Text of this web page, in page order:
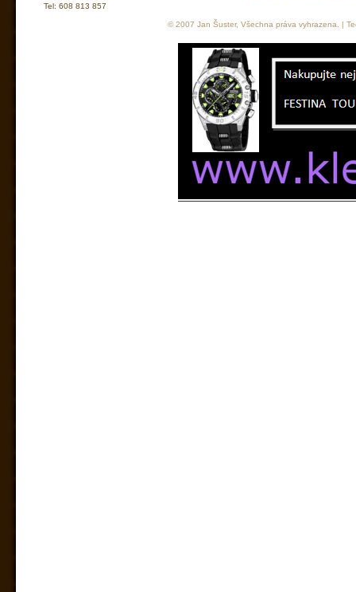
Tel: 608 813 857
© 2007 Jan Šuster, Všechna práva vyhrazena. |